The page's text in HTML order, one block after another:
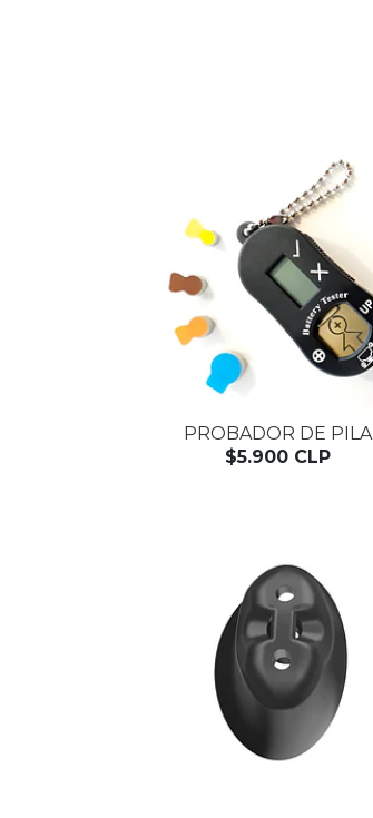
PROBADOR DE PILA
$5.900 CLP